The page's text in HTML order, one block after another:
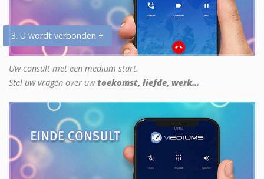
3. U wordt verbonden +
Uw consult met een medium start.
Stel uw vragen over uwtoekomst, liefde, werk...